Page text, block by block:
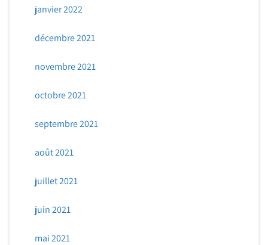
janvier 2022
décembre 2021
novembre 2021
octobre 2021
septembre 2021
août 2021
juillet 2021
juin 2021
mai 2021